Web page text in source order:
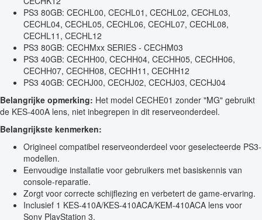
PS3 80GB: CECHL00, CECHL01, CECHL02, CECHL03,
CECHL04, CECHL05, CECHL06, CECHL07, CECHL08,
CECHL11, CECHL12
PS3 80GB: CECHMxx SERIES - CECHM03
PS3 40GB: CECHH00, CECHH04, CECHH05, CECHH06,
CECHH07, CECHH08, CECHH11, CECHH12
PS3 40GB: CECHJ00, CECHJ02, CECHJ03, CECHJ04
Belangrijke opmerking: Het model CECHE01 zonder "MG" gebruikt
de KES-400A lens, niet inbegrepen in dit reserveonderdeel.
Belangrijkste kenmerken:
Origineel compatibel reserveonderdeel voor geselecteerde PS3-
modellen.
Eenvoudige installatie voor gebruikers met basiskennis van
console-reparatie.
Zorgt voor correcte schijflezing en verbetert de game-ervaring.
Inclusief 1 KES-410A/KES-410ACA/KEM-410ACA lens voor
Sony PlayStation 3.